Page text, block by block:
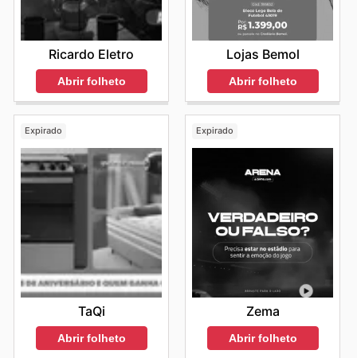
Ricardo Eletro
Abrir folheto
Lojas Bemol
Abrir folheto
Expirado
TaQi
Abrir folheto
Expirado
Zema
Abrir folheto